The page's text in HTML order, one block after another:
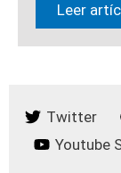
Leer
Twitter
Youtube